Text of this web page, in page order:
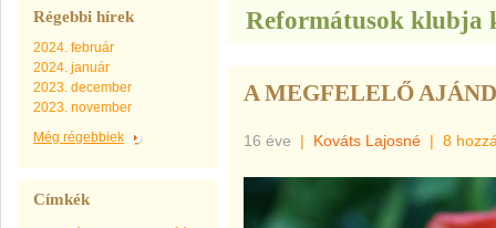
Régebbi hírek
2024. február
2024. január
2023. december
2023. november
Még régebbiek
Címkék
Reformátusok klubja
A MEGFELELŐ
16 éve | Kováts Lajosné | 8